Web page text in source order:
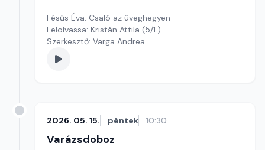
Fésűs Éva: Csaló az üveghegyen
Felolvassa: Kristán Attila (5/1.)
Szerkesztő: Varga Andrea
2026. 05. 15. péntek 10:30
Varázsdoboz